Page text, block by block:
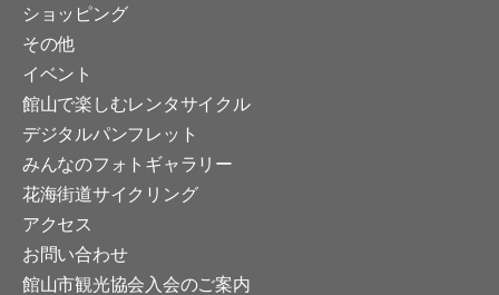
ショッピング
その他
イベント
館山で楽しむレンタサイクル
デジタルパンフレット
みんなのフォトギャラリー
花海街道サイクリング
アクセス
お問い合わせ
館山市観光協会入会のご案内